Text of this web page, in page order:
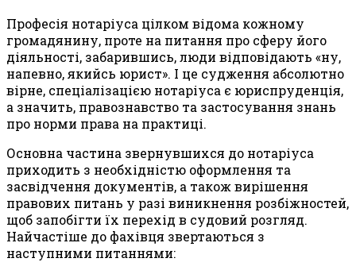
Професія нотаріуса цілком відома кожному
громадянину, проте на питання про сферу його
діяльності, забарившись, люди відповідають «ну,
напевно, якийсь юрист». І це судження абсолютно
вірне, спеціалізацією нотаріуса є юриспруденція,
а значить, правознавство та застосування знань
про норми права на практиці.
Основна частина звернувшихся до нотаріуса
приходить з необхідністю оформлення та
засвідчення документів, а також вирішення
правових питань у разі виникнення розбіжностей,
щоб запобігти їх перехід в судовий розгляд.
Найчастіше до фахівця звертаються з
наступними питаннями: